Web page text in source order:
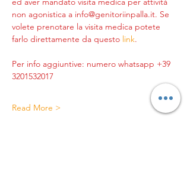
non agonistica a info@genitoriinpalla.it. Se
volete prenotare la visita medica potete
farlo direttamente da questo link.
Per info aggiuntive: numero whatsapp +39
3201532017
Read More >